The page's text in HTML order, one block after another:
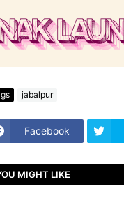
jabalpur
Facebook
MIGHT LIKE